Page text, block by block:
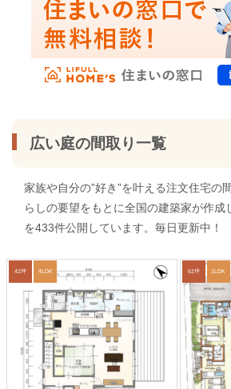
広い庭の間取り一覧
家族や自分の”好き”を叶える注文住宅の
らしの要望をもとに全国の建築家が作成
を433件公開しています。毎日更新中！
42坪 4LDK 62坪 1LDK